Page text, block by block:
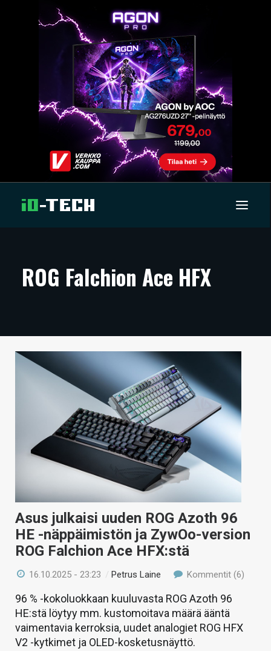
ARTIKKELIT
TECHBBS
TIETOA
VAIHDA TEEMA
HAKU
ROG Falchion Ace HFX
Asus julkaisi uuden ROG Azoth 96
HE -näppäimistön ja ZywOo-version
ROG Falchion Ace HFX:stä
16.10.2025 - 23:23 / Petrus Laine Kommentit (6)
96 % -kokoluokkaan kuuluvasta ROG Azoth 96
HE:stä löytyy mm. kustomoitava määrä ääntä
vaimentavia kerroksia, uudet analogiet ROG HFX
V2 -kytkimet ja OLED-kosketusnäyttö.